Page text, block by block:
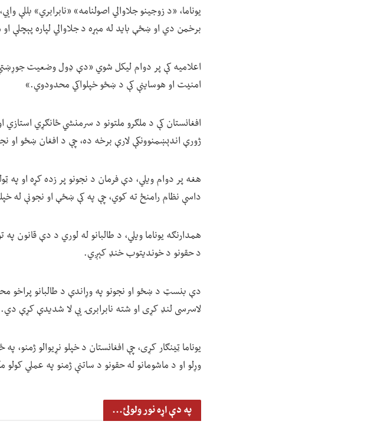
یوناما، «د زوجینو جلاوالي اصولنامه» «نابرابري»
برخمن دي او ښځې باید له مېړه د جلاوالي لپاره پېچلې
اعلامیه کې پر دوام لیکل شوي «دې ډول وضعیت
امنیت او هوساینې کې د ښځو خپلواکي محدودوي.»
افغانستان کې د ملګرو ملتونو د سرمنشي ځانګړي استازي
ژورې اندېښمنوونکې لارې برخه ده، چې د افغان ښځو او
هغه پر دوام ویلي، دې فرمان د نجونو پر زده کړه او
داسې نظام رامنځ ته کوي، چې په کې ښځې او نجونې له
همدارنګه یوناما ویلي، د طالبانو له لوري د دې
د حقونو د خوندیتوب خنډ کېږي.
دې بنسټ د ښځو او نجونو په وړاندې د طالبانو پراخو
لاسرسی لنډ کړی او شته نابرابرۍ یې لا شدیدې کړې دي.
یوناما ټینګار کړی، چې افغانستان د خپلو نړیوالو
وړلو او د ماشومانو له حقونو د ساتنې ژمنو په عملي
په دې اړه نور ولولئ...